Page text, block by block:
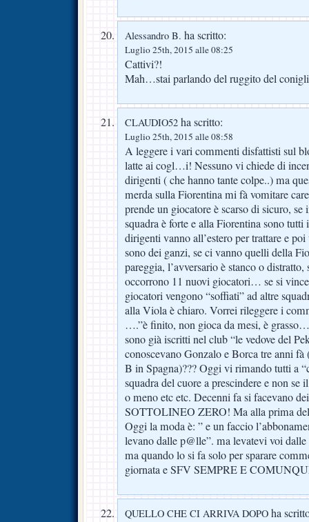
Alessandro B. ha scritto:
Luglio 25th, 2015 alle 08:25
Cattivi?!
Mah…stai parlando del ruggito del
CLAUDIO52 ha scritto:
Luglio 25th, 2015 alle 08:58
A leggere i vari commenti disfattisti sul
latte ai cogl…i! Nessuno vi chiede di
dirigenti ( che hanno tante colpe..) ma
merda sulla Fiorentina mi fà vomitare
prende un giocatore è scarso di sicuro, se
squadra è forte e alla Fiorentina sono
dirigenti vanno all’estero per trattare e
sono dei ganzi, se ci vanno quelli della
pareggia, l’avversario è stanco o
occorrono 11 nuovi giocatori… se si
giocatori vengono “soffiati” ad altre
alla Viola è chiaro. Vorrei rileggere i
….”è finito, non gioca da mesi, è
sono già iscritti nel club “le vedove del
conoscevano Gonzalo e Borca tre anni fà
B in Spagna)??? Oggi vi rimando tutti a
squadra del cuore a prescindere e non se
o meno etc etc. Decenni fa si facevano
SOTTOLINEO ZERO! Ma alla prima
Oggi la moda è: ” e un faccio
levano dalle p@lle”. ma levatevi voi
ma quando lo si fa solo per sparare
giornata e SFV SEMPRE E
QUELLO CHE CI ARRIVA DOPO ha